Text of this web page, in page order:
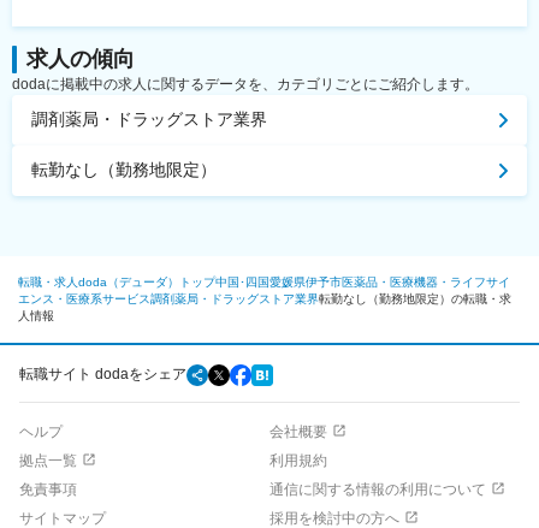
求人の傾向
dodaに掲載中の求人に関するデータを、カテゴリごとにご紹介します。
調剤薬局・ドラッグストア業界
転勤なし（勤務地限定）
転職・求人doda（デューダ）トップ中国･四国愛媛県伊予市医薬品・医療機器・ライフサイ
エンス・医療系サービス調剤薬局・ドラッグストア業界転勤なし（勤務地限定）の転職・求
人情報
転職サイト dodaをシェア
ヘルプ
会社概要
拠点一覧
利用規約
免責事項
通信に関する情報の利用について
サイトマップ
採用を検討中の方へ